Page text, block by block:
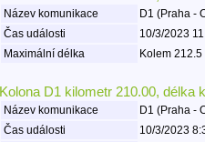
Název komunikace
D1 (Praha -
Čas události
10/3/2023
Maximální délka
Kolem
Kolona D1 kilometr 210.00, délka
Název komunikace
D1 (Praha -
Čas události
10/3/2023